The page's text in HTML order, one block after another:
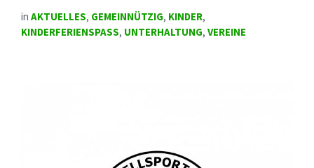
in AKTUELLES, GEMEINNÜTZIG, KINDER,
KINDERFERIENSPASS , UNTERHALTUNG, VEREINE